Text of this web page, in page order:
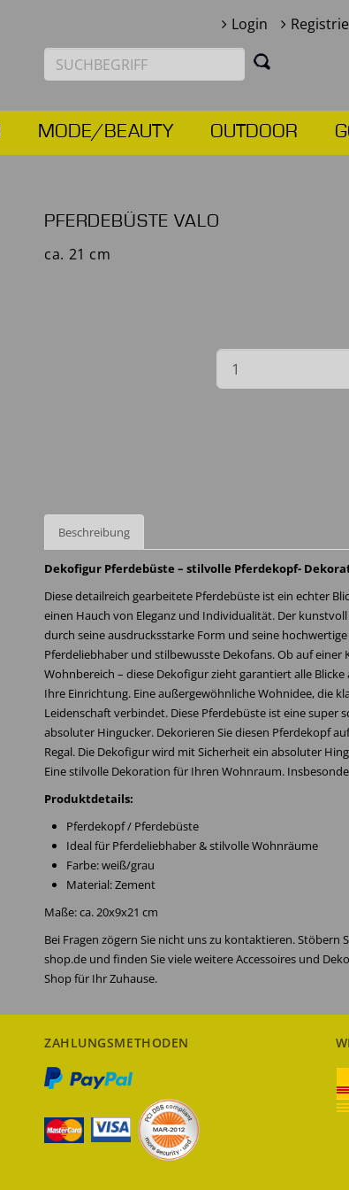
Login
MODE/BEAUTY OUTDOOR
PFERDEBÜSTE VALO
ca. 21 cm
Beschreibung
Dekofigur Pferdebüste – stilvolle Pferdekopf-
Diese detailreich gearbeitete Pferdebüste ist ein echter
einen Hauch von Eleganz und Individualität. Der
durch seine ausdrucksstarke Form und seine
Pferdeliebhaber und stilbewusste Dekofans. Ob auf einer
Wohnbereich – diese Dekofigur zieht garantiert alle
Ihre Einrichtung. Eine außergewöhnliche Wohnidee, die
Leidenschaft verbindet. Diese Pferdebüste ist eine super
absoluter Hingucker. Dekorieren Sie diesen Pferdekopf
Regal. Die Dekofigur wird mit Sicherheit ein absoluter
Eine stilvolle Dekoration für Ihren Wohnraum.
Produktdetails:
Pferdekopf / Pferdebüste
Ideal für Pferdeliebhaber & stilvolle Wohnräume
Farbe: weiß/grau
Material: Zement
Maße: ca. 20x9x21 cm
Bei Fragen zögern Sie nicht uns zu kontaktieren. Stöbern
shop.de und finden Sie viele weitere Accessoires und
Shop für Ihr Zuhause.
ZAHLUNGSMETHODEN